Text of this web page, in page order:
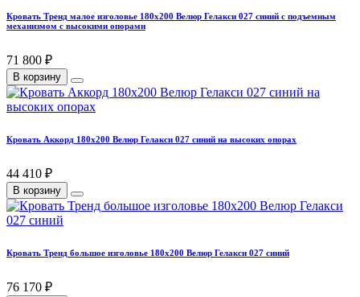
Кровать Тренд малое изголовье 180х200 Велюр Гелакси 027 синий с подъемным
механизмом с высокими опорами
71 800 ₽
В корзину
Кровать Аккорд 180х200 Велюр Гелакси 027 синий на высоких опорах
44 410 ₽
В корзину
Кровать Тренд большое изголовье 180х200 Велюр Гелакси 027 синий
76 170 ₽